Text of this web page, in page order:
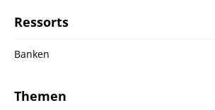
Ressorts
Banken
Themen